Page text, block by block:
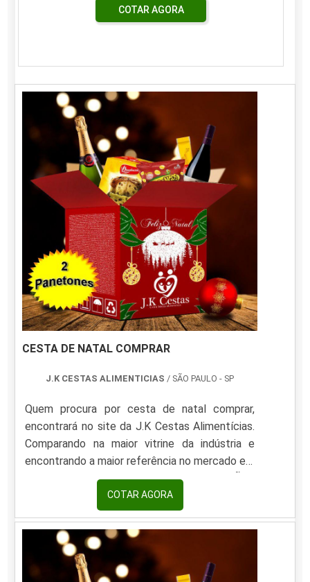
COTAR AGORA
CESTA DE NATAL COMPRAR
J.K CESTAS ALIMENTICIAS/ SÃO PAULO - SP
Quem procura por cesta de natal comprar,
encontrará no site da J.K Cestas Alimentícias.
Comparando na maior vitrine da indústria e
encontrando a maior referência no mercado em
seu próprio segmento.MAIS INFORMAÇÕES
RELEVANTES SOBRE CESTA DE NATAL
COMPRARQuem procura por cesta de natal
comprar em uma empresa inovadora, descobre
a J.K Cestas Alimentícias. Disponibilizando para
os clientes cestas básicas e cestas de natal,
COTAR AGORA